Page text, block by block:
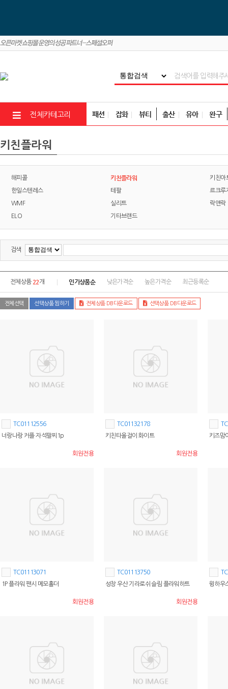
전체카테고리 패션 잡화 뷰티 출산 유아 완구
키친플라워
해피콜 키친플라워 키친아
한일스텐레스 테팔 르크루
WMF 실리트 락앤락
ELO 기타브랜드
검색
전체상품 22개 인기상품순 낮은가격순 높은가격순 최근등록순
전체선택 선택상품 찜하기 전체상품 DB다운로드 선택상품 DB다운로드
TC01112556
너랑나랑 커플 자석팔찌1p
회원전용
TC01132178
키친타올걸이 화이트
회원전용
키즈맘
TC01113071
1P 플라워 팬시 메모홀더
회원전용
TC01113750
성창 우산 기라로쉬 슬림 플라워하트
회원전용
윙하우